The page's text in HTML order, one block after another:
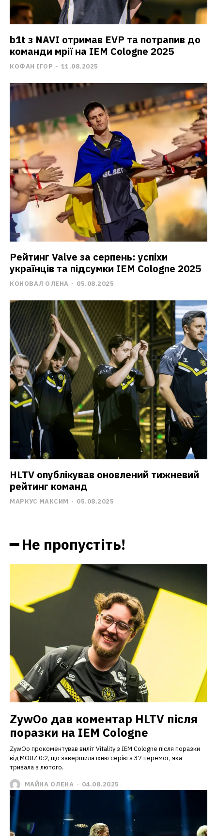
b1t з NAVI отримав EVP та потрапив до
команди мрії на IEM Cologne 2025
КОФАН ІГОР - 11.08.2025
Рейтинг Valve за серпень: успіхи
українців та підсумки IEM Cologne 2025
КОНОВАЛ ОЛЕНА - 05.08.2025
HLTV опублікував оновлений тижневий
рейтинг команд
МАРКУС МАКСИМ - 05.08.2025
━ Не пропустіть!
ZywOo дав коментар HLTV після
поразки на IEM Cologne
ZywOo прокоментував виліт Vitality з IEM Cologne після поразки
від MOUZ 0:2, що завершила їхню серію з 37 перемог, яка
тривала з лютого.
МАЙНА ОЛЕНА - 04.08.2025